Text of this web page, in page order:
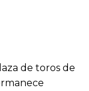
de toros de